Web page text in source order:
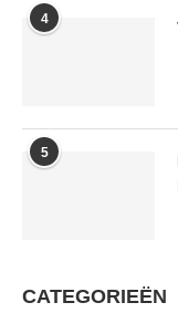
4
5
CATEGORIEËN